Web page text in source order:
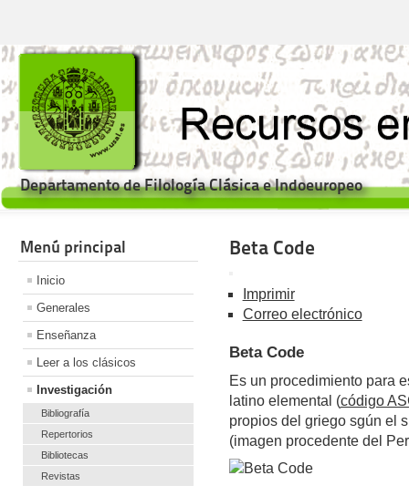
Departamento de Filología Clásica e Indoeuropeo
Menú principal
Inicio
Generales
Enseñanza
Leer a los clásicos
Investigación
Bibliografía
Repertorios
Bibliotecas
Revistas
Beta Code
Imprimir
Correo electrónico
Beta Code
Es un procedimiento para
latino elemental (código
propios del griego sgún el
(imagen procedente del